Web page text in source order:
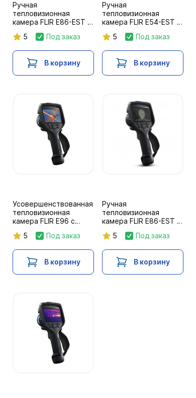
Ручная
тепловизионная
камера FLIR E86-EST с
x 384
5 Под заказ
В корзину
Ручная
тепловизионная
камера FLIR E54-EST с
2405 Под заказ
В корзину
Усовершенствованная
тепловизионная
камера FLIR E96 с
4805 Под заказ
В корзину
Ручная
тепловизионная
камера FLIR E86-EST с
x 384
5 Под заказ
В корзину